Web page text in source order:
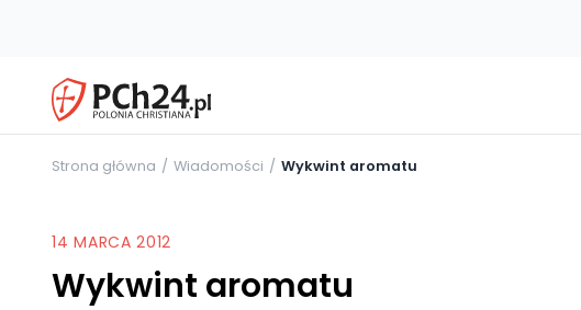
Strona główna Wiadomości Wykwint aromatu
14 MARCA 2012
Wykwint aromatu